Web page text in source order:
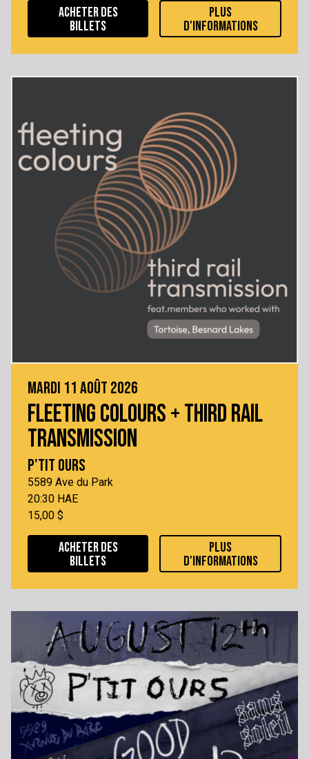
ACHETER DES
BILLETS
PLUS
D'INFORMATIONS
MARDI 11 AOÛT 2026
FLEETING COLOURS + THIRD RAIL
TRANSMISSION
P'TIT OURS
5589 Ave du Park
20:30 HAE
15,00 $
ACHETER DES
BILLETS
PLUS
D'INFORMATIONS